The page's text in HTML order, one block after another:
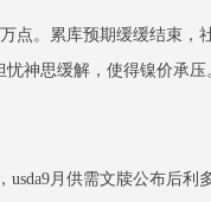
点。累库预期缓缓结束
神思缓解，使得镍价承
usda9月供需文牍公布后